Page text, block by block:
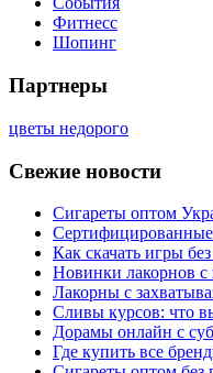
Фитнесс
Шопинг
Партнеры
цветы недорого
Свежие новости
Сигареты оптом
Как скачать игры
Новинки лакорнов с
Лакорны с
Сливы курсов: что
Дорамы онлайн с
Где купить все